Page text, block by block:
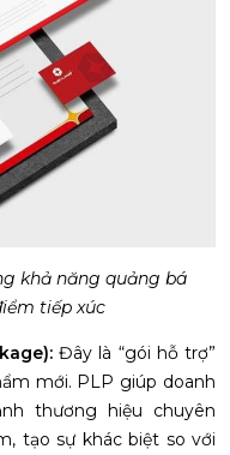
khả năng quảng bá
tiếp xúc
Đây là “gói hỗ trợ”
mới. PLP giúp doanh
thương hiệu chuyên
tạo sự khác biệt so với